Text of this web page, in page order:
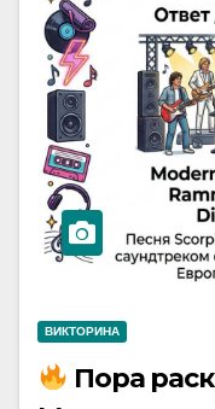
ВИКТОРИНА
Пора